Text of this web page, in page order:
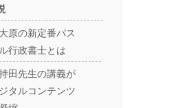
原の新定番パス
行政書士とは
田先生の講義が
タルコンテンツ